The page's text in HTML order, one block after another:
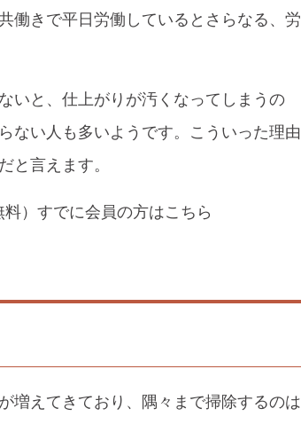
働きで平日労働しているとさらなる、労
いと、仕上がりが汚くなってしまうの
ない人も多いようです。こういった理由
と言えます。
） すでに会員の方はこちら
増えてきており、隅々まで掃除するのは